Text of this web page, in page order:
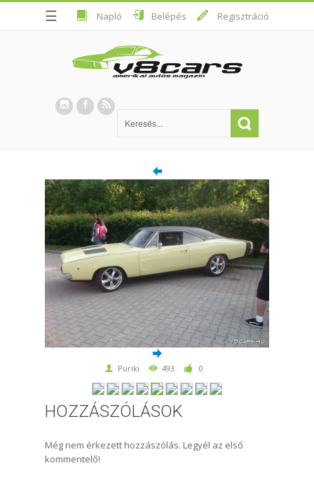
☰ Napló Belépés Regisztráció
Puriki 493 0
HOZZÁSZÓLÁSOK
Még nem érkezett hozzászólás. Legyél az első
kommentelő!